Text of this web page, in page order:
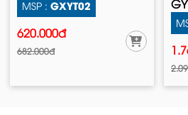
MSP : GXYT02
620.000đ
682.000đ